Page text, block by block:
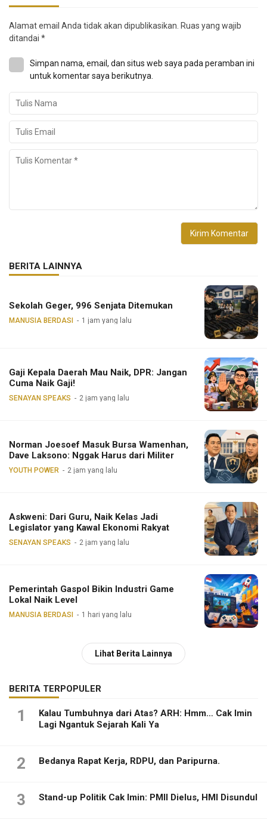
Alamat email Anda tidak akan dipublikasikan. Ruas yang wajib
ditandai *
Simpan nama, email, dan situs web saya pada peramban ini
untuk komentar saya berikutnya.
BERITA LAINNYA
Sekolah Geger, 996 Senjata Ditemukan
MANUSIA BERDASI 1 jam yang lalu
Gaji Kepala Daerah Mau Naik, DPR: Jangan
Cuma Naik Gaji!
SENAYAN SPEAKS 2 jam yang lalu
Norman Joesoef Masuk Bursa Wamenhan,
Dave Laksono: Nggak Harus dari Militer
YOUTH POWER 2 jam yang lalu
Askweni: Dari Guru, Naik Kelas Jadi
Legislator yang Kawal Ekonomi Rakyat
SENAYAN SPEAKS 2 jam yang lalu
Pemerintah Gaspol Bikin Industri Game
Lokal Naik Level
MANUSIA BERDASI 1 hari yang lalu
Lihat Berita Lainnya
BERITA TERPOPULER
1
Kalau Tumbuhnya dari Atas? ARH: Hmm… Cak Imin
Lagi Ngantuk Sejarah Kali Ya
2 Bedanya Rapat Kerja, RDPU, dan Paripurna.
3 Stand-up Politik Cak Imin: PMII Dielus, HMI Disundul